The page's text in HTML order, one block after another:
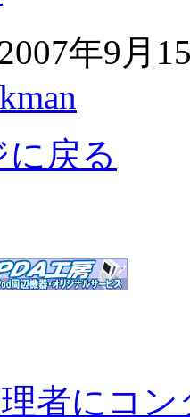
年9月
戻る
者にコン